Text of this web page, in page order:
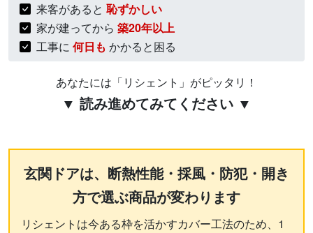
来客があると 恥ずかしい
家が建ってから 築20年以上
工事に 何日も かかると困る
あなたには「リシェント」がピッタリ！
▼ 読み進めてみてください ▼
玄関ドアは、断熱性能・採風・防犯・開き
方で選ぶ商品が変わります
リシェントは今ある枠を活かすカバー工法のため、1